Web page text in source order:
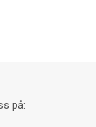
på: